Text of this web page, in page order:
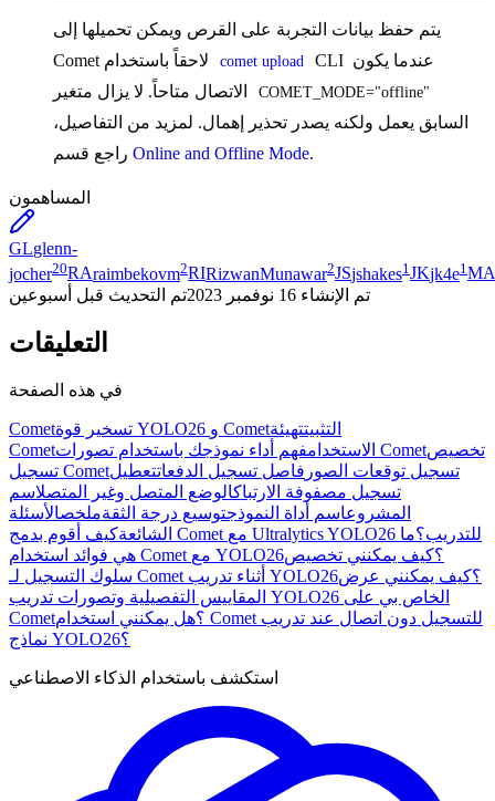
يتم حفظ بيانات التجربة على القرص ويمكن تحميلها إلى
comet upload
CLI عندما يكون
COMET_MODE="offline"
السابق يعمل ولكنه يصدر تحذير إهمال. لمزيد من التفاصيل،
Online and Offline Mode.
المساهمون
GLglenn-
jocher20RAraimbekovm2RIRizwanMunawar2JSjshakes1 JKjk4e1 MA
تم الإنشاء 16 نوفمبر 2023 تم التحديث قبل أسبوعين
التعليقات
في هذه الصفحة
Comet تسخير قوة YOLO26 و Comet التثبيتتهيئة
Comet
الاستخدام فهم أداء نموذجك باستخدام تصورات Cometتخصيص
تسجيل Comet
تسجيل توقعات الصور فاصل تسجيل الدفعاتتعطيل
تسجيل مصفوفة الارتباكالوضع المتصل وغير المتصلاسم
المشروعاسم أداة النموذجتوسيع درجة الثقةملخصالأسئلة
الشائعة
كيف أقوم بدمج Comet مع Ultralytics YOLO26 للتدريب؟ما
هي فوائد استخدام Comet مع YOLO26؟كيف يمكنني تخصيص
سلوك التسجيل لـ Comet أثناء تدريب YOLO26؟كيف يمكنني عرض
المقاييس التفصيلية وتصورات تدريب YOLO26 الخاص بي على
Comet؟هل يمكنني استخدام Comet للتسجيل دون اتصال عند تدريب
نماذج YOLO26؟
استكشف باستخدام الذكاء الاصطناعي